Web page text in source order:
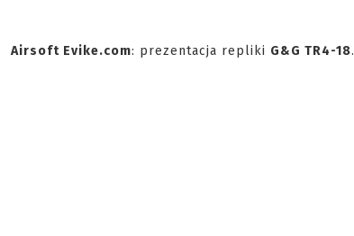
Airsoft Evike.com: prezentacja repliki G&G TR4-18.